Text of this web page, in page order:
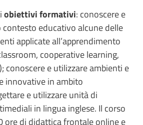
obiettivi formativi: conoscere e
contesto educativo alcune delle
applicate all’apprendimento
cooperative learning,
conoscere e utilizzare ambienti e
innovative in ambito
e utilizzare unità di
in lingua inglese. Il corso
ore di didattica frontale online e